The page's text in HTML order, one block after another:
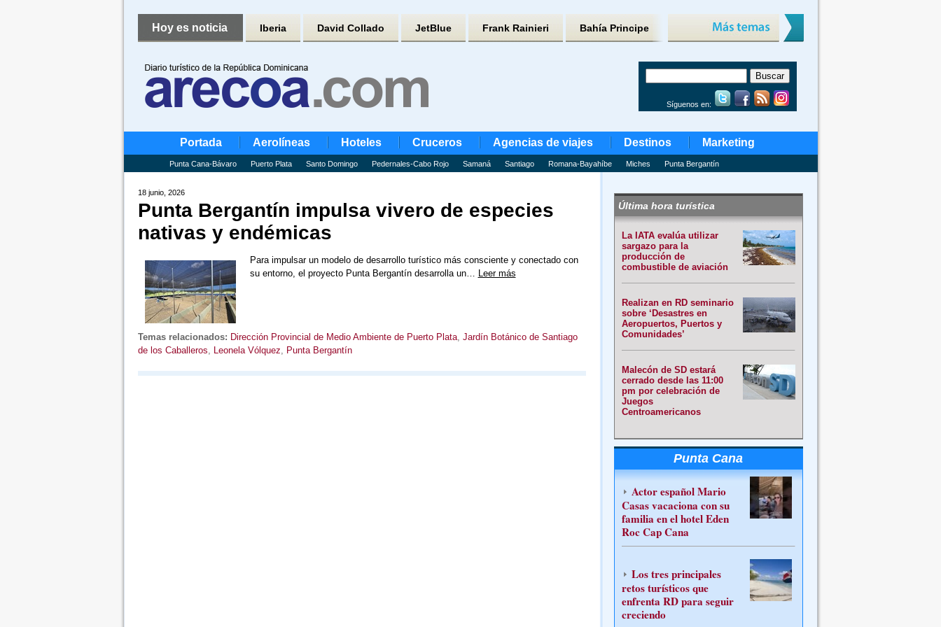
Hoy es noticia Iberia David Collado JetBlue Frank Rainieri Bahía Principe
Síguenos en:
Portada Aerolíneas Hoteles Cruceros Agencias de viajes Destinos Marketing
Punta Cana-Bávaro Puerto Plata Santo Domingo Pedernales-Cabo Rojo Samaná Santiago Romana-Bayahíbe Miches Punta Bergantín
18 junio, 2026
Punta Bergantín impulsa vivero de especies
nativas y endémicas
Para impulsar un modelo de desarrollo turístico más consciente y conectado con
su entorno, el proyecto Punta Bergantín desarrolla un… Leer más
Temas relacionados: Dirección Provincial de Medio Ambiente de Puerto Plata, Jardín Botánico de Santiago
de los Caballeros, Leonela Vólquez, Punta Bergantín
Última hora turística
La IATA evalúa utilizar
sargazo para la
producción de
combustible de aviación
Realizan en RD seminario
sobre ‘Desastres en
Aeropuertos, Puertos y
Comunidades’
Malecón de SD estará
cerrado desde las 11:00
pm por celebración de
Juegos
Centroamericanos
Punta Cana
Actor español Mario
Casas vacaciona con su
familia en el hotel Eden
Roc Cap Cana
Los tres principales
retos turísticos que
enfrenta RD para seguir
creciendo